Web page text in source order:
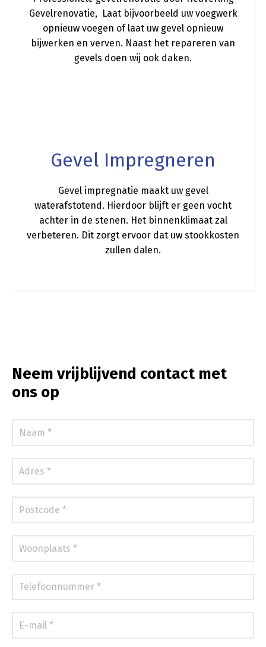
Gevelrenovatie, Laat bijvoorbeeld uw voegwerk
opnieuw voegen of laat uw gevel opnieuw
bijwerken en verven. Naast het repareren van
gevels doen wij ook daken.
Gevel Impregneren
Gevel impregnatie maakt uw gevel
waterafstotend. Hierdoor blijft er geen vocht
achter in de stenen. Het binnenklimaat zal
verbeteren. Dit zorgt ervoor dat uw stookkosten
zullen dalen.
Neem vrijblijvend contact met
ons op